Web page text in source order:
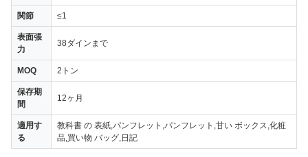
関節 ≤1
表面張
力
38ダインまで
MOQ 2トン
保存期
間
12ヶ月
適用す
る
教科書 の 表紙,パンフレット,パンフレット,甘い ボックス,化粧
品,買い物 バッグ,日記